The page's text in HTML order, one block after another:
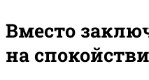
Вместо
на